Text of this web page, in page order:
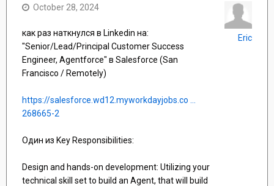
October 28, 2024
как раз наткнулся в Linkedin на:
"Senior/Lead/Principal Customer Success
Engineer, Agentforce" в Salesforce (San
Francisco / Remotely)
https://salesforce.wd12.myworkdayjobs.co ...
268665-2
Один из Key Responsibilities:
Design and hands-on development: Utilizing your
technical skill set to build an Agent, that will build
Eric